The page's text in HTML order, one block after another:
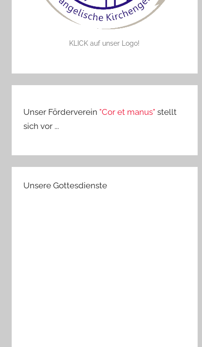
KLICK auf unser Logo!
Unser Förderverein "Cor et manus" stellt
sich vor ...
Unsere Gottesdienste